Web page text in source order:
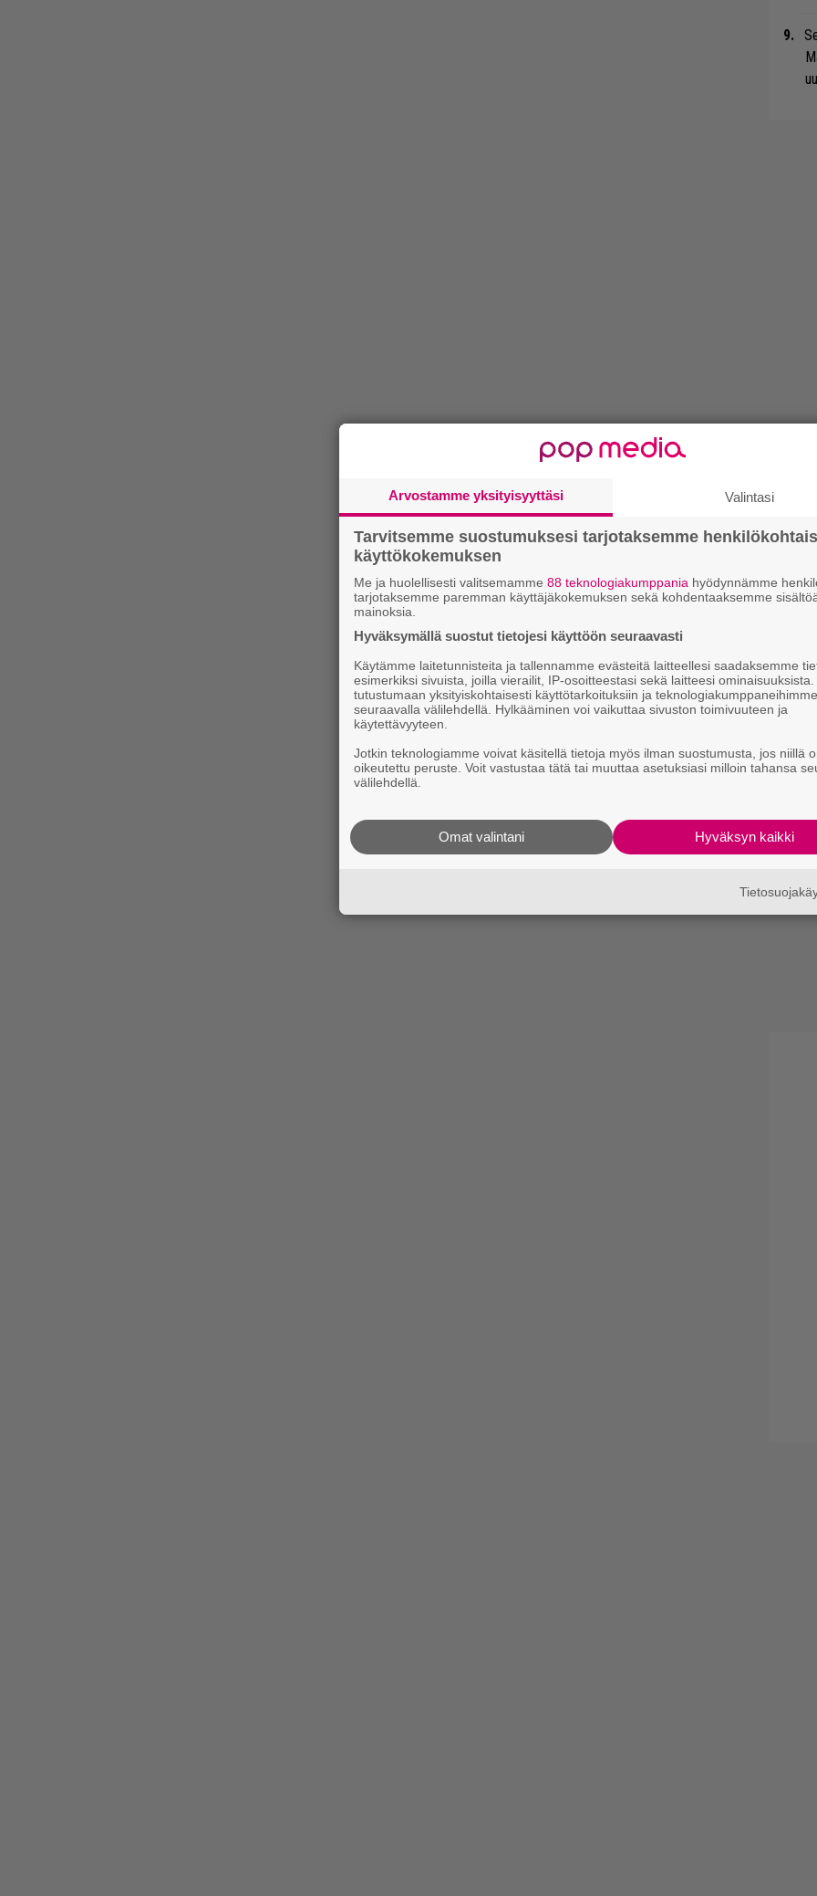
Arvostamme yksityisyyttäsi Valintasi
Tarvitsemme suostumuksesi tarjotaksemme
käyttökokemuksen
Me ja huolellisesti valitsemamme 88 teknologiakumppania hyödynnämme
tarjotaksemme paremman käyttäjäkokemuksen sekä kohdentaaksemme
mainoksia.
Hyväksymällä suostut tietojesi käyttöön seuraavasti
Käytämme laitetunnisteita ja tallennamme evästeitä laitteellesi saadaksemme
esimerkiksi sivuista, joilla vierailit, IP-osoitteestasi sekä laitteesi
tutustumaan yksityiskohtaisesti käyttötarkoituksiin ja teknologiakumppaneihimme
seuraavalla välilehdellä. Hylkääminen voi vaikuttaa sivuston toimivuuteen ja
käytettävyyteen.
Jotkin teknologiamme voivat käsitellä tietoja myös ilman suostumusta, jos niillä
oikeutettu peruste. Voit vastustaa tätä tai muuttaa asetuksiasi milloin tahansa
välilehdellä.
Hyväksyn kaikki
Omat valintani